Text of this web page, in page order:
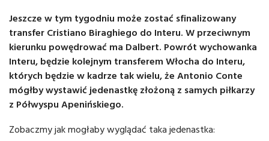
Jeszcze w tym tygodniu może zostać sfinalizowany
transfer Cristiano Biraghiego do Interu. W przeciwnym
kierunku powędrować ma Dalbert. Powrót wychowanka
Interu, będzie kolejnym transferem Włocha do Interu,
których będzie w kadrze tak wielu, że Antonio Conte
mógłby wystawić jedenastkę złożoną z samych piłkarzy
z Półwyspu Apenińskiego.
Zobaczmy jak mogłaby wyglądać taka jedenastka: